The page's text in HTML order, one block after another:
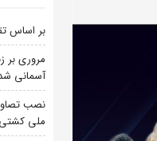
بر اساس
مروری بر
آسمانی
نصب
ملی